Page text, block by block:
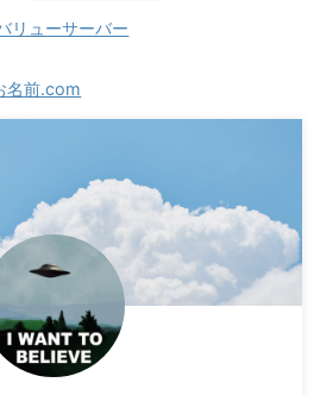
リューサーバー
名前.com